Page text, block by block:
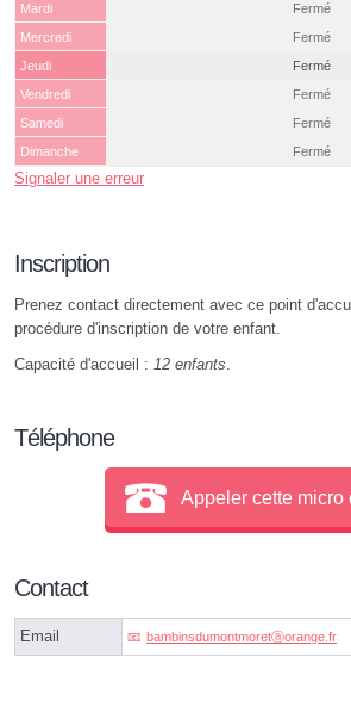
Mardi
Fermé
Mercredi
Fermé
Jeudi
Fermé
Vendredi
Fermé
Samedi
Fermé
Dimanche
Fermé
Signaler une erreur
Inscription
Prenez contact directement avec ce point
procédure d'inscription de votre enfant.
Capacité d'accueil : 12 enfants.
Téléphone
Appeler cette micro
Contact
Email bambinsdumontmoretⓐorange.fr